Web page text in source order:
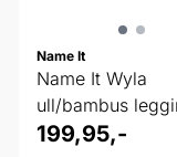
Name It
Name It Wyla
ull/bambus
ombre
199,95,-